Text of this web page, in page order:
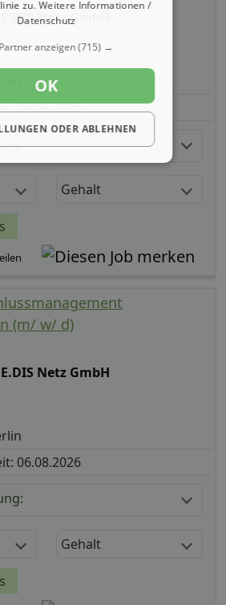
E.DIS Netz GmbH
06.08.2026
Gehalt
(m/ w/ d)
E.DIS Netz GmbH
06.08.2026
Gehalt
zu.Weitere Informationen /
Datenschutz
anzeigen(715) →
OK
ODER ABLEHNEN